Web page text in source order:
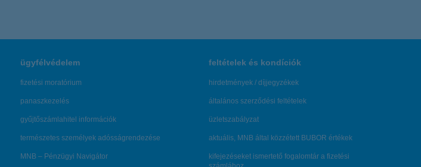
ügyfélvédelem
fizetési moratórium
panaszkezelés
gyűjtőszámlahitel információk
természetes személyek adósságrendezése
MNB – Pénzügyi Navigátor
feltételek és kondíciók
hirdetmények / díjjegyzékek
általános szerződési feltételek
üzletszabályzat
aktuális, MNB által közzétett BUBOR értékek
kifejezéseket ismertető fogalomtár a fizetési